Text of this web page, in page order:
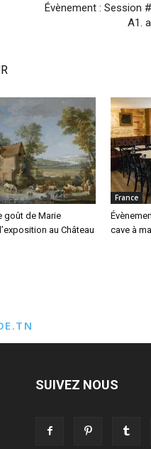
Évènement : Session
A1.
goût de Marie
au Château
France
cave à
SUIVEZ NOUS